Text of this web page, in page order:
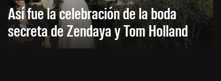
Así fue la celebración de la boda
secreta de Zendaya y Tom Holland